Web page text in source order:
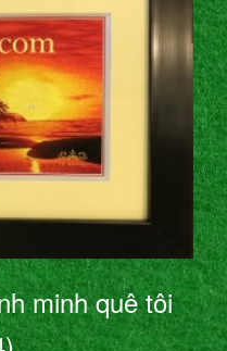
minh quê tôi